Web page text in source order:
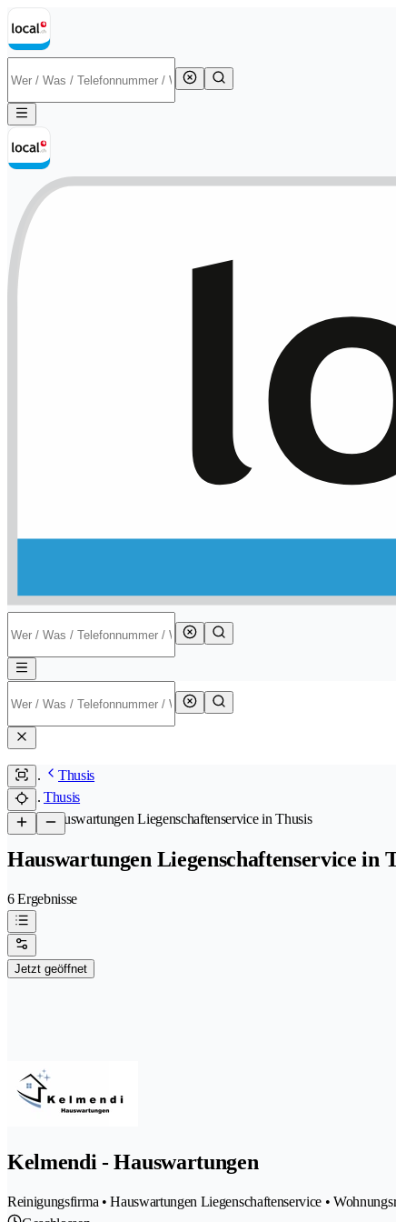
Thusis
Thusis
/Hauswartungen Liegenschaftenservice in Thusis
Hauswartungen Liegenschaftenservice in
6 Ergebnisse
Jetzt geöffnet
Kelmendi - Hauswartungen
Reinigungsfirma • Hauswartungen Liegenschaftenservice •